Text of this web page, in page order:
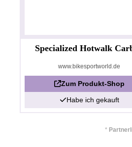
Specialized Hotwalk
www.bikesportworld.de
Zum Produkt-Shop
Habe ich gekauft
*